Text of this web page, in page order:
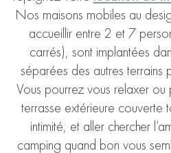
Nos maisons mobiles au
accueillir entre 2 et 7
carrés), sont implantées
séparées des autres terrains
Vous pourrez vous relaxer
terrasse extérieure couverte
intimité, et aller chercher
camping quand bon vous